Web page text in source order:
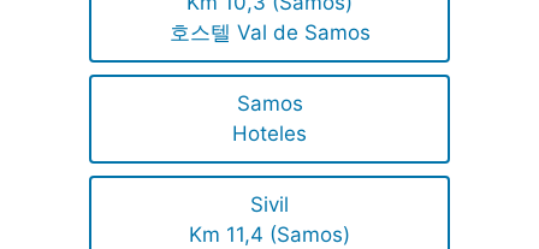
호스텔 Val de Samos
Samos
Hoteles
Sivil
Km 11,4 (Samos)